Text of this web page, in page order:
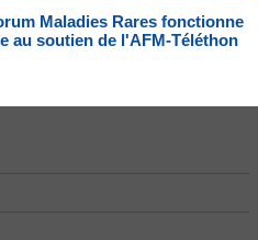
Maladies Rares fonctionne
au soutien de l'AFM-Téléthon